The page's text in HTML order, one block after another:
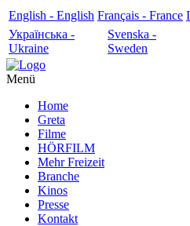
English - English Français - France
Українська -
Ukraine
Svenska -
Sweden
Menü
Home
Greta
Filme
HÖRFILM
Mehr Freizeit
Branche
Kinos
Presse
Kontakt